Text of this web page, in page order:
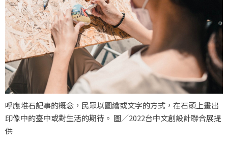
呼應堆石記事的概念，民眾以圖繪或文字的方式，在石頭上畫出
印像中的臺中或對生活的期待。 圖／2022台中文創設計聯合展提
供